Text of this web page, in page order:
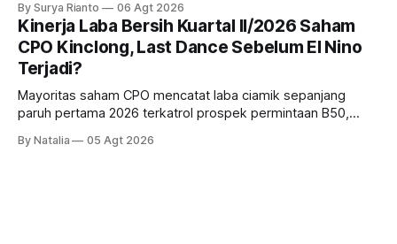
bank ke depannya?
By Surya Rianto 06 Agt 2026
Kinerja Laba Bersih Kuartal II/2026 Saham
CPO Kinclong, Last Dance Sebelum El Nino
Terjadi?
Mayoritas saham CPO mencatat laba ciamik sepanjang
paruh pertama 2026 terkatrol prospek permintaan B50,
diprediksi semakin terlihat mendekati 2027. Kira-kira gimana
By Natalia 05 Agt 2026